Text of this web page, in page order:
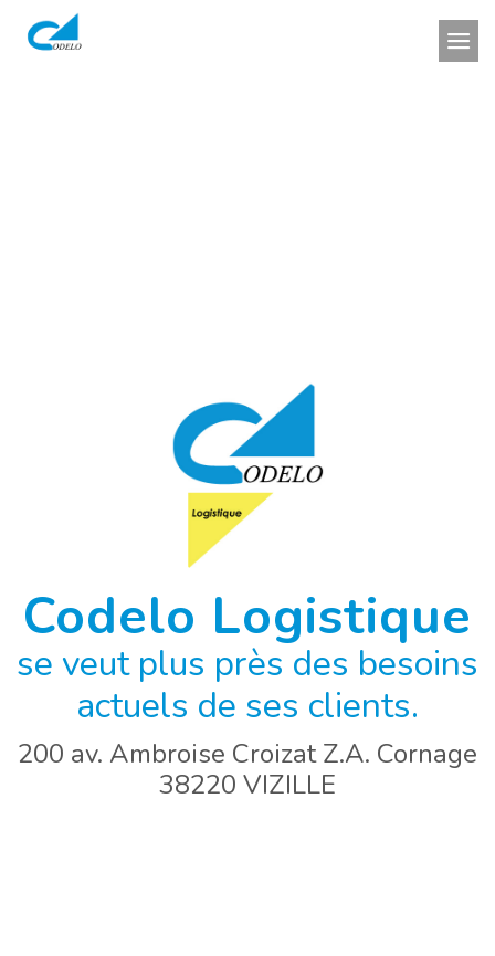
Codelo Logistique
se veut plus près des besoins
actuels de ses clients.
200 av. Ambroise Croizat Z.A. Cornage
38220 VIZILLE